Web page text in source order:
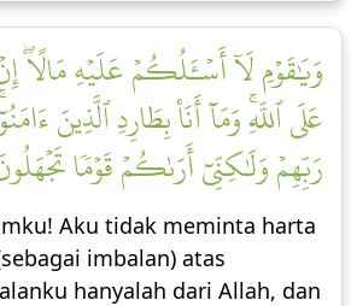
وَيَٰقَوۡمِ لَآ أَسۡـَٔلُكُمۡ عَلَيۡهِ مَالًاۖ
عَلَى ٱللَّهِۚ وَمَآ أَنَا۠ بِطَارِدِ ٱلَّذِينَ
رَبِّهِمۡ وَلَٰكِنِّيٓ أَرَىٰكُمۡ قَوۡمٗا تَجۡهَلُونَ
Aku tidak meminta harta
imbalan) atas
hanyalah dari Allah, dan